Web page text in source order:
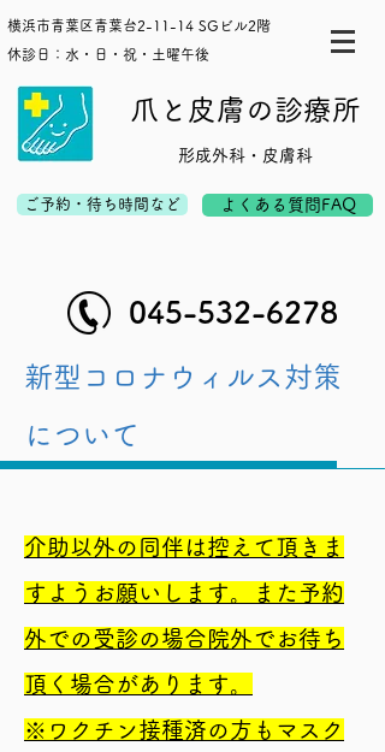
横浜市青葉区青葉台2-11-14 SGビル2階
休診日：水・日・祝・土曜午後
爪と皮膚の診療所
形成外科・皮膚科
ご予約・待ち時間など よくある質問FAQ
045-532-6278
新型コロナウィルス対策
について
介助以外の同伴は控えて頂きま
すようお願いします。また予約
外での受診の場合院外でお待ち
頂く場合があります。
※ワクチン接種済の方もマスク